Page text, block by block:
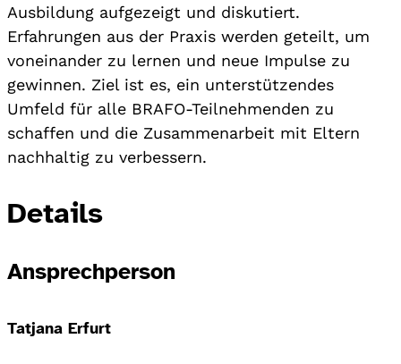
Ausbildung aufgezeigt und diskutiert.
Erfahrungen aus der Praxis werden geteilt, um
voneinander zu lernen und neue Impulse zu
gewinnen. Ziel ist es, ein unterstützendes
Umfeld für alle BRAFO-Teilnehmenden zu
schaffen und die Zusammenarbeit mit Eltern
nachhaltig zu verbessern.
Details
Ansprechperson
Tatjana Erfurt